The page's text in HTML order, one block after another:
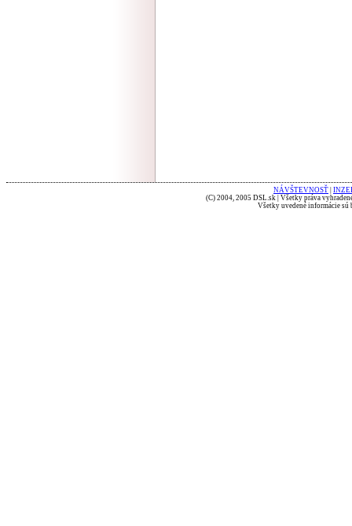
NÁVŠTEVNOSŤ
(C) 2004, 2005 DSL.sk | Všetky práva
Všetky uvedené informácie sú